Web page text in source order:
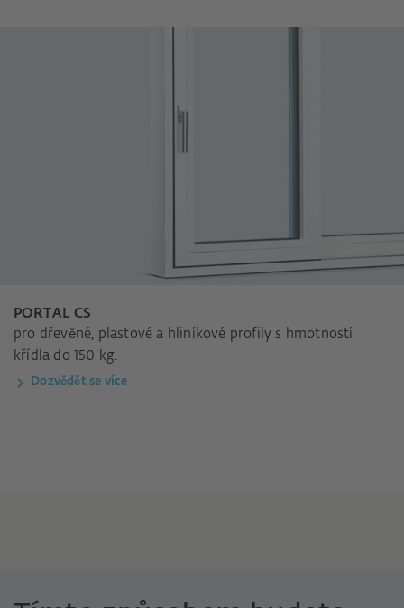
PORTAL CS
pro dřevěné, plastové a hliníkové profily s hmotností
křídla do 150 kg.
Dozvědět se více